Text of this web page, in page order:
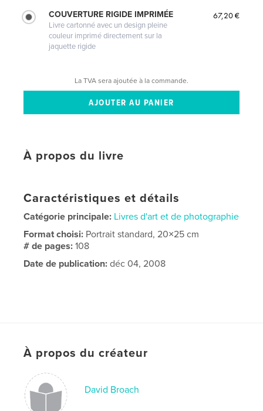
COUVERTURE RIGIDE IMPRIMÉE
Livre cartonné avec un design pleine
couleur imprimé directement sur la
jaquette rigide
67,20 €
La TVA sera ajoutée à la commande.
À propos du livre
Caractéristiques et détails
Catégorie principale: Livres d'art et de photographie
Format choisi: Portrait standard, 20×25 cm
# de pages:108
Date de publication: déc 04, 2008
À propos du créateur
David Broach